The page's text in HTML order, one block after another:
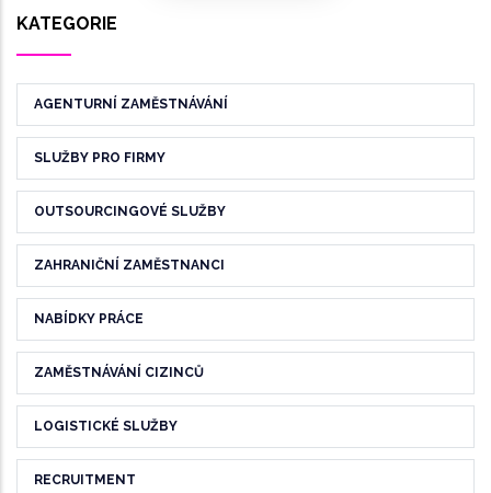
KATEGORIE
AGENTURNÍ ZAMĚSTNÁVÁNÍ
SLUŽBY PRO FIRMY
OUTSOURCINGOVÉ SLUŽBY
ZAHRANIČNÍ ZAMĚSTNANCI
NABÍDKY PRÁCE
ZAMĚSTNÁVÁNÍ CIZINCŮ
LOGISTICKÉ SLUŽBY
RECRUITMENT